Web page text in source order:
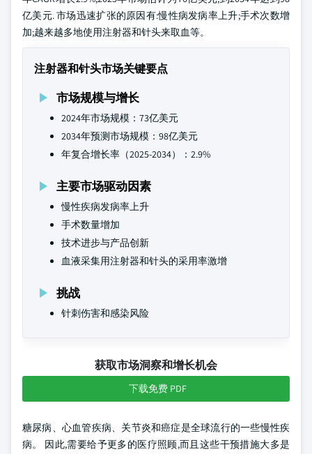
亿美元. 市场迅速扩张的原因有:慢性病发病率上升;手术次数增
加;越来越多地使用注射器和针头来取血等。
注射器和针头市场关键要点
市场规模与增长
2024年市场规模：73亿美元
2034年预测市场规模：98亿美元
年复合增长率（2025-2034）：2.9%
主要市场驱动因素
慢性疾病发病率上升
手术数量增加
技术进步与产品创新
血液采集用注射器和针头的采用率激增
挑战
针刺伤害和感染风险
获取市场洞察和增长机会
下载免费 PDF
糖尿病、心血管疾病、关节炎和癌症是全球流行的一些慢性疾
病。 因此,需要给予更多的医疗照顾,而且这些干预措施大多是